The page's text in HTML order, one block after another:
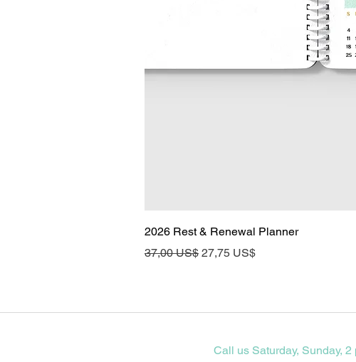
2026 Rest & Renewal Planner
Precio
37,00 US$ Precio de oferta
27,75 US$
Call us Saturday, Sunday,